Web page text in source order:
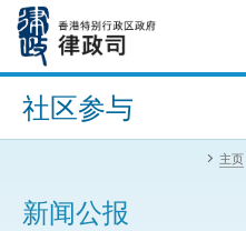
内
进阶搜寻
社区参与
主页
新闻公报